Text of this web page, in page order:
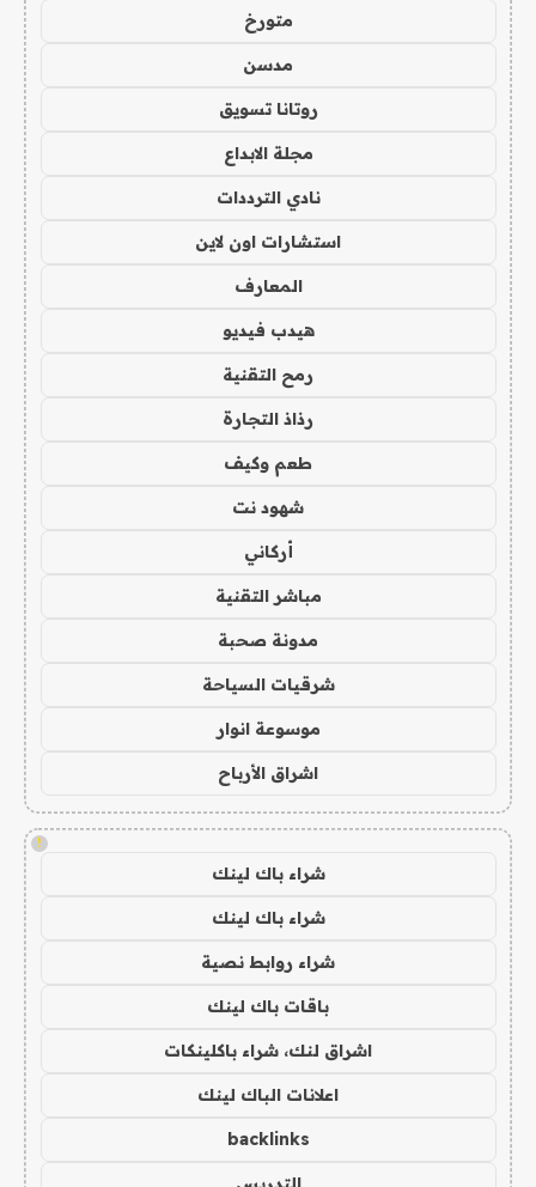
متورخ
مدسن
روتانا تسويق
مجلة الابداع
نادي الترددات
استشارات اون لاين
المعارف
هيدب فيديو
رمح التقنية
رذاذ التجارة
طعم وكيف
شهود نت
أركاني
مباشر التقنية
مدونة صحبة
شرقيات السياحة
موسوعة انوار
اشراق الأرباح
!
شراء باك لينك
شراء باك لينك
شراء روابط نصية
باقات باك لينك
اشراق لنك، شراء باكلينكات
اعلانات الباك لينك
backlinks